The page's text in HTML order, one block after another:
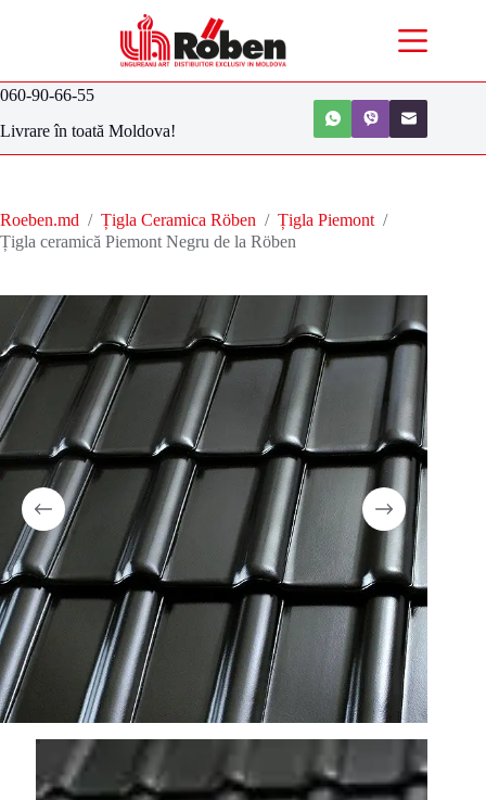
060-90-66-55
Livrare în toată Moldova!
Roeben.md / Țigla Ceramica Röben / Țigla Piemont /
Țigla ceramică Piemont Negru de la Röben